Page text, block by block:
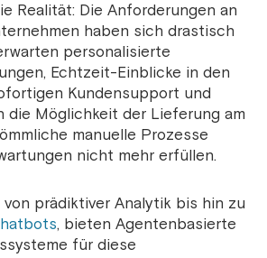
Realität: Die Anforderungen an
haben sich drastisch
personalisierte
Echtzeit-Einblicke in den
Kundensupport und
die Möglichkeit der Lieferung am
manuelle Prozesse
nicht mehr erfüllen.
von prädiktiver Analytik bis hin zu
, bieten Agentenbasierte
für diese